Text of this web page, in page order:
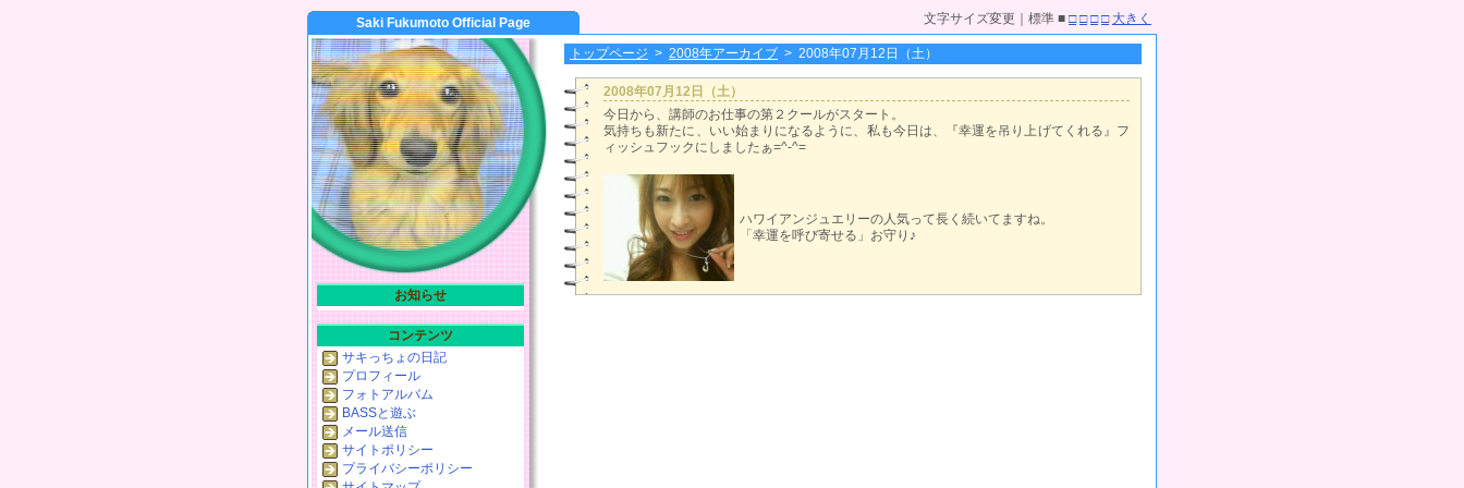
Saki Fukumoto Official Page 文字サイズ変更｜標準 ■ □ □ □ □ 大きく
トップページ > 2008年アーカイブ > 2008年07月12日（土）
2008年07月12日（土）
今日から、講師のお仕事の第２クールがスタート。
気持ちも新たに、いい始まりになるように、私も今日は、『幸運を吊り上げてくれる』フ
ィッシュフックにしましたぁ=^-^=
ハワイアンジュエリーの人気って長く続いてますね。
「幸運を呼び寄せる」お守り♪
お知らせ
コンテンツ
サキっちょの日記
プロフィール
フォトアルバム
BASSと遊ぶ
メール送信
サイトポリシー
プライバシーポリシー